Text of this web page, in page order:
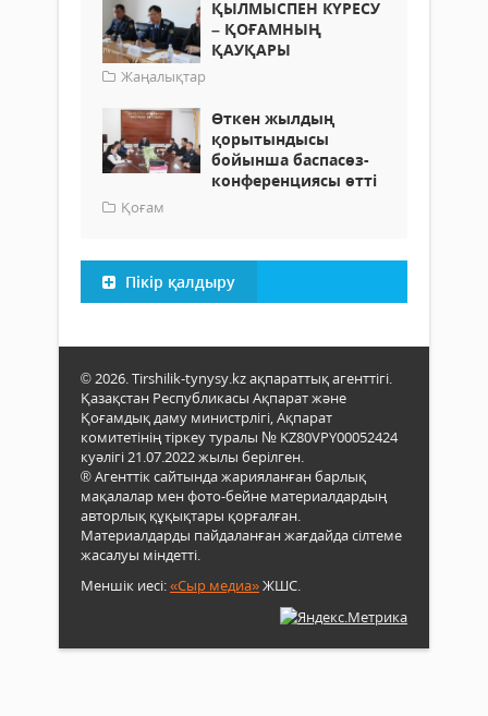
ҚЫЛМЫСПЕН КҮРЕСУ
– ҚОҒАМНЫҢ
ҚАУҚАРЫ
Жаңалықтар
Өткен жылдың
қорытындысы
бойынша баспасөз-
конференциясы өтті
Қоғам
Пікір қалдыру
© 2026. Tirshilik-tynysy.kz ақпараттық агенттігі.
Қазақстан Республикасы Ақпарат және
Қоғамдық даму министрлігі, Ақпарат
комитетінің тіркеу туралы № KZ80VPY00052424
куәлігі 21.07.2022 жылы берілген.
® Агенттік сайтында жарияланған барлық
мақалалар мен фото-бейне материалдардың
авторлық құқықтары қорғалған.
Материалдарды пайдаланған жағдайда сілтеме
жасалуы міндетті.
Меншік иесі:«Сыр медиа»ЖШС.